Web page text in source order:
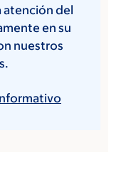
atención del
en su
nuestros